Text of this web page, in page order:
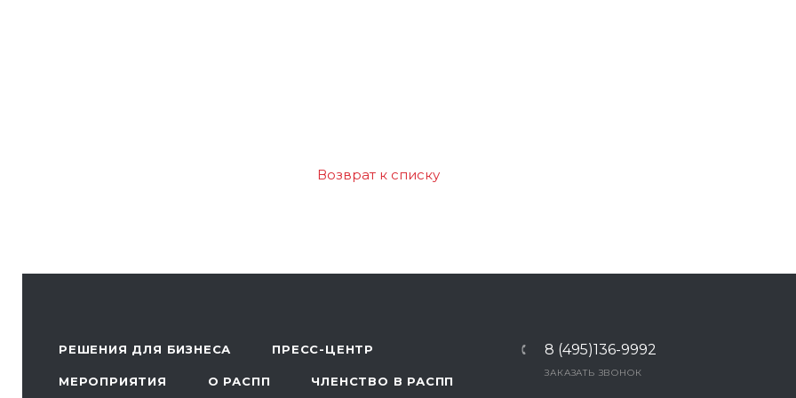
Возврат к списку
РЕШЕНИЯ ДЛЯ БИЗНЕСА ПРЕСС-ЦЕНТР
МЕРОПРИЯТИЯ О РАСПП ЧЛЕНСТВО В РАСПП
8 (495)136-9992
ЗАКАЗАТЬ ЗВОНОК